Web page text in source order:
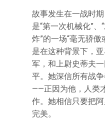
故事发生在一战时
是“第一次机械化”
炸”的一场“毫无骄
是在这种背景下，
军，和上尉史蒂夫
平。她深信所有战
——正因为他，人类
作。她相信只要把
完美。